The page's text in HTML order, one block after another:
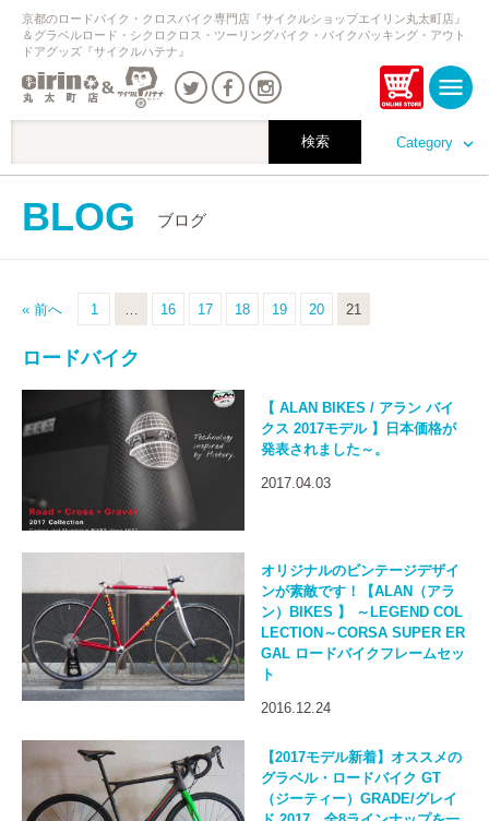
Category
京都のロードバイク・クロスバイク専門店『サイクルショップエイリン丸太町店』
＆グラベルロード・シクロクロス・ツーリングバイク・バイクパッキング・アウト
ドアグッズ『サイクルハテナ』
BLOG ブログ
« 前へ 1 … 16 17 18 19 20 21
ロードバイク
【 ALAN BIKES / アラン バイ
クス 2017モデル 】日本価格が
発表されました～。
2017.04.03
オリジナルのビンテージデザイ
ンが素敵です！【ALAN（アラ
ン）BIKES 】 ～LEGEND COL
LECTION～CORSA SUPER ER
GAL ロードバイクフレームセッ
ト
2016.12.24
【2017モデル新着】オススメの
グラベル・ロードバイク GT
（ジーティー）GRADE/グレイ